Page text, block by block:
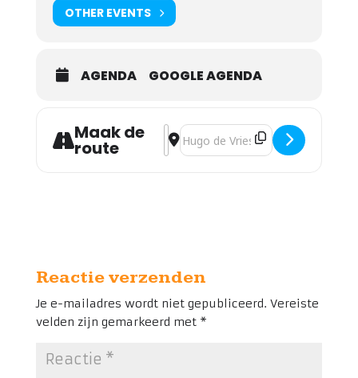
OTHER EVENTS
AGENDA GOOGLE AGENDA
Maak de
route
Address - Kerkdienst [coyfcJUlD]
Destination Address - Kerkdienst
Reactie verzenden
Je e-mailadres wordt niet gepubliceerd. Vereiste
velden zijn gemarkeerd met *